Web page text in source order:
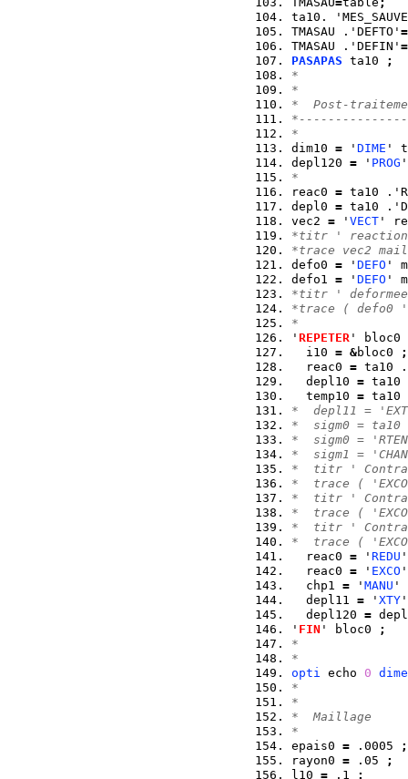
ta10.
TMASAU .'DEFTO' =
TMASAU .'DEFIN' =
PASAPAS ta10
;
*
*
*  Post-
*
dim10 = ' DIME '
depl120 = ' PROG
*
reac0 = ta10
depl0 = ta10
vec2 = ' VECT '
*titr '
*trace vec2
defo0 = ' DEFO '
defo1 = ' DEFO '
*titr '
*trace (
*
' REPETER ' bloc0
  i10
= &bloc0
;
  reac0
= ta10
  depl10
= ta10
  temp10
= ta10
*  depl11 =
*  sigm0 = ta10
*  sigm0 =
*  sigm1 =
*  titr '
*  trace (
*  titr '
*  trace (
*  titr '
*  trace (
  reac0
= ' REDU
  reac0
= ' EXCO
  chp1
= ' MANU '
  depl11
= ' XTY
  depl120
=
' FIN ' bloc0
;
*
*
opti echo 0 dime
*
*
*  Maillage
*
epais0 = .0005
;
rayon0 = .05
;
l10 = .1
;